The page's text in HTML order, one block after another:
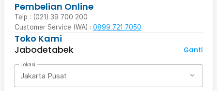
Pembelian Online
Telp : (021) 39 700 200
Customer Service (WA) : 0899 721 7050
Toko Kami
Jabodetabek
Ganti
Lokasi
Jakarta Pusat